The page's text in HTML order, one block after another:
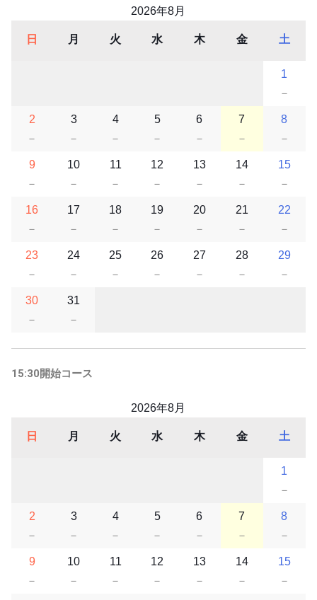
2026年8月
日 月 火 水 木 金 土
1
－
2
－
3
－
4
－
5
－
6
－
7
－
8
－
9
－
10
－
11
－
12
－
13
－
14
－
15
－
16
－
17
－
18
－
19
－
20
－
21
－
22
－
23
－
24
－
25
－
26
－
27
－
28
－
29
－
30
－
31
－
15:30開始コース
2026年8月
日 月 火 水 木 金 土
1
－
2
－
3
－
4
－
5
－
6
－
7
－
8
－
9
－
10
－
11
－
12
－
13
－
14
－
15
－